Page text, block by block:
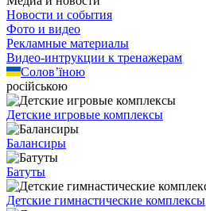
Новости и события
Фото и видео
Рекламные материалы
Видео-интрукции к тренажерам
Солов’їною
російською
Детские игровые комплексы
Балансиры
Батуты
Детские гимнастические комплексы